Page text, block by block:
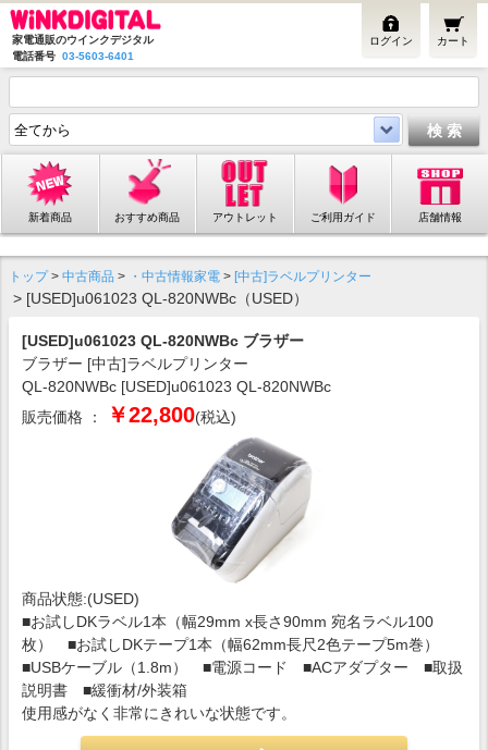
家電通販のウインクデジタル
電話番号 03-5603-6401
カート
ログイン
新着商品 おすすめ商品 アウトレット ご利用ガイド 店舗情報
トップ> 中古商品 > ・中古情報家電 > [中古]ラベルプリンター
> [USED]u061023 QL-820NWBc（USED）
[USED]u061023 QL-820NWBc ブラザー
ブラザー [中古]ラベルプリンター
QL-820NWBc [USED]u061023 QL-820NWBc
販売価格 ：
￥22,800(税込)
商品状態:(USED)
■お試しDKラベル1本（幅29mm x長さ90mm 宛名ラベル100
枚） ■お試しDKテープ1本（幅62mm長尺2色テープ5m巻）
■USBケーブル（1.8m） ■電源コード ■ACアダプター ■取扱
説明書 ■緩衝材/外装箱
使用感がなく非常にきれいな状態です。